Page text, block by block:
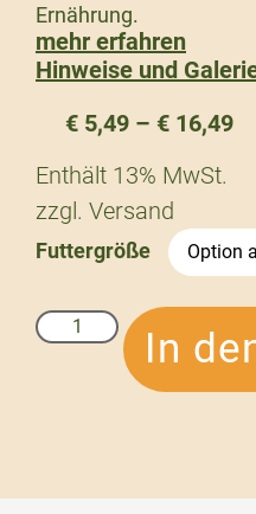
Ernährung.
mehr erfahren
Hinweise und
€ 5,49 – € 16,49
Enthält 13% MwSt.
zzgl. Versand
Futtergröße
In